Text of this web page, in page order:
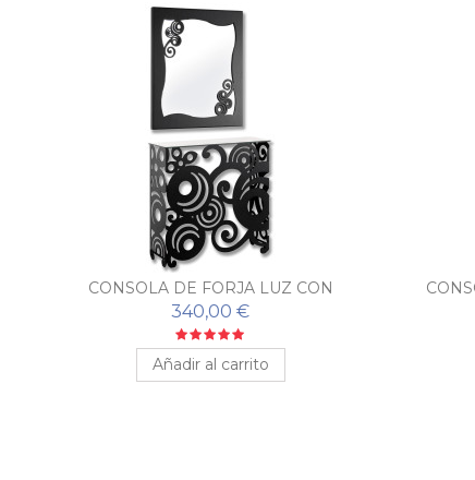
CONSOLA DE FORJA LUZ CON
ESPEJO A JUEGO
340,00 €
Añadir al carrito